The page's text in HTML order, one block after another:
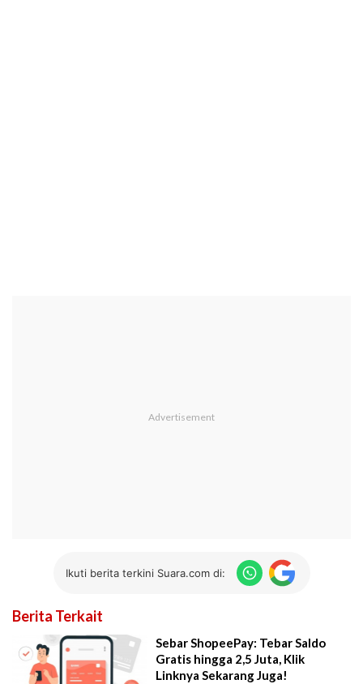
Ikuti berita terkini Suara.com di:
Berita Terkait
Sebar ShopeePay: Tebar Saldo
Gratis hingga 2,5 Juta, Klik
Linknya Sekarang Juga!